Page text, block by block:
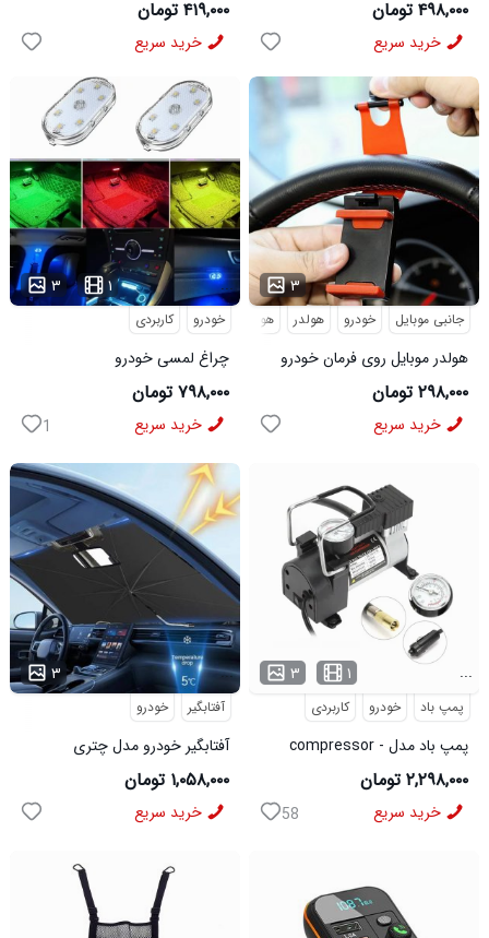
۴۱۹,۰۰۰ تومان
خرید سریع
۴۹۸,۰۰۰ تومان
خرید سریع
۳ ۱ ...
خودرو کاربردی
چراغ لمسی خودرو
۷۹۸,۰۰۰ تومان
خرید سریع 1
۳ ...
جانبی موبایل خودرو هولدر هولدر موبایل
هولدر موبایل روی فرمان خودرو
مدل 2587
۲۹۸,۰۰۰ تومان
خرید سریع
۳ ...
آفتابگیر خودرو
آفتابگیر خودرو مدل چتری
۱,۰۵۸,۰۰۰ تومان
خرید سریع
۳ ۱ ...
پمپ باد خودرو کاربردی
پمپ باد مدل compressor -
DC12
۲,۲۹۸,۰۰۰ تومان
خرید سریع 58